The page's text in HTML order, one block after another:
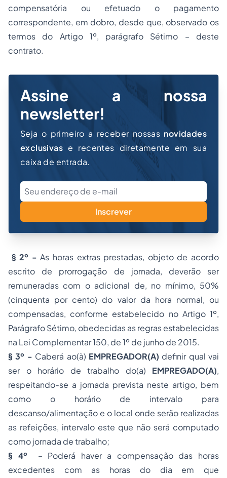
compensatória ou efetuado o pagamento
correspondente, em dobro, desde que, observado os
termos do Artigo 1º, parágrafo Sétimo – deste
contrato.
Assine a nossa
newsletter!
Seja o primeiro a receber nossas novidades
exclusivas e recentes diretamente em sua
caixa de entrada.
Inscrever
§ 2º -As horas extras prestadas, objeto de acordo
escrito de prorrogação de jornada, deverão ser
remuneradas com o adicional de, no mínimo, 50%
(cinquenta por cento) do valor da hora normal, ou
compensadas, conforme estabelecido no Artigo 1º,
Parágrafo Sétimo, obedecidas as regras estabelecidas
na Lei Complementar 150, de 1º de junho de 2015.
§ 3º - Caberá ao(à) EMPREGADOR(A) definir qual vai
ser o horário de trabalho do(a) EMPREGADO(A),
respeitando-se a jornada prevista neste artigo, bem
como o horário de intervalo para
descanso/alimentação e o local onde serão realizadas
as refeições, intervalo este que não será computado
comojornada de trabalho;
§ 4º
– Poderá haver a compensação das horas
excedentes com as horas do dia em que